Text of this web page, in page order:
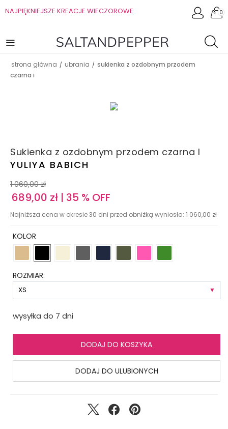
NAJPIĘKNIEJSZE KREACJE WIECZOROWE 0
strona główna / ubrania / sukienka z ozdobnym przodem
czarna i
Sukienka z ozdobnym przodem czarna I
YULIYA BABICH
1 060,00 zł
689,00 zł | 35 % OFF
Najniższa cena w okresie 30 dni przed obniżką wyniosła: 1 060,00 zł
KOLOR
ROZMIAR:
wysyłka do 7 dni
DODAJ DO KOSZYKA
DODAJ DO ULUBIONYCH